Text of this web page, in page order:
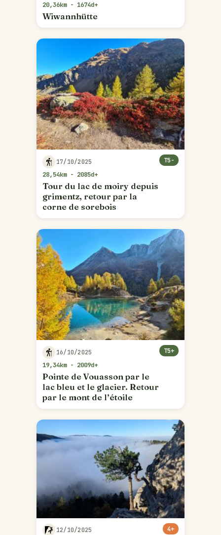
20,36km - 1674d+
Wiwannhütte
17/10/2025
28,54km - 2085d+
Tour du lac de moiry depuis
grimentz, retour par la
corne de sorebois
T5-
16/10/2025
19,34km - 2009d+
Pointe de Vouasson par le
lac bleu et le glacier. Retour
par le mont de l’étoile
T5+
12/10/2025 4+